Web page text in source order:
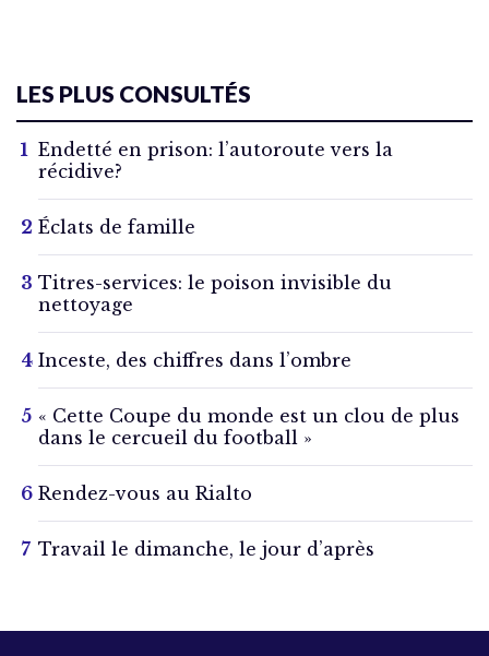
LES PLUS CONSULTÉS
Endetté en prison: l’autoroute vers la
récidive?
Éclats de famille
Titres-services: le poison invisible du
nettoyage
Inceste, des chiffres dans l’ombre
« Cette Coupe du monde est un clou de plus
dans le cercueil du football »
Rendez-vous au Rialto
Travail le dimanche, le jour d’après